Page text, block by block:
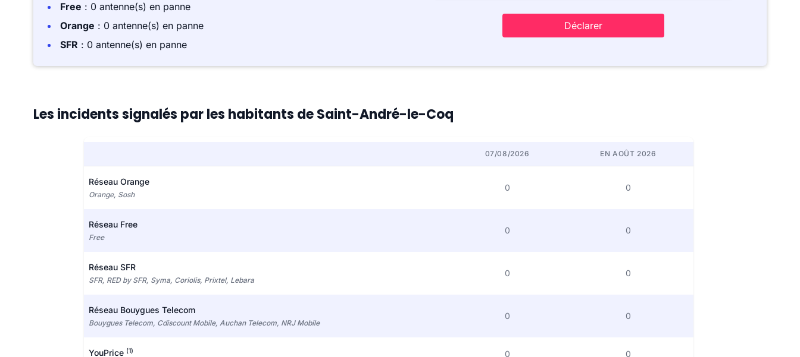
Free : 0 antenne(s) en panne
Orange : 0 antenne(s) en panne
SFR : 0 antenne(s) en panne
Déclarer
Les incidents signalés par les habitants de Saint-André-le-Coq
07/08/2026 EN AOÛT 2026
Réseau Orange
Orange, Sosh
0 0
Réseau Free
Free
0 0
Réseau SFR
SFR, RED by SFR, Syma, Coriolis, Prixtel, Lebara
0 0
Réseau Bouygues Telecom
Bouygues Telecom, Cdiscount Mobile, Auchan Telecom, NRJ Mobile
0 0
YouPrice (1) 0 0